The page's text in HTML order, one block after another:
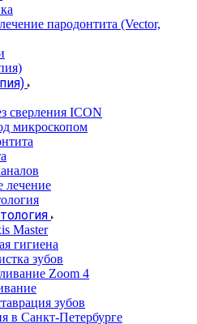
пародонтита (Vector,
сверления ICON
микроскопом
лечение
Master
гигиена
зубов
Zoom 4
зубов